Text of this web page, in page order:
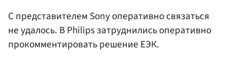
С представителем Sony оперативно связаться
не удалось. В Philips затруднились оперативно
прокомментировать решение ЕЭК.